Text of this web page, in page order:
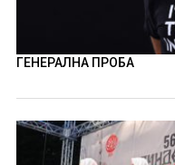
ГЕНЕРАЛНА ПРОБА